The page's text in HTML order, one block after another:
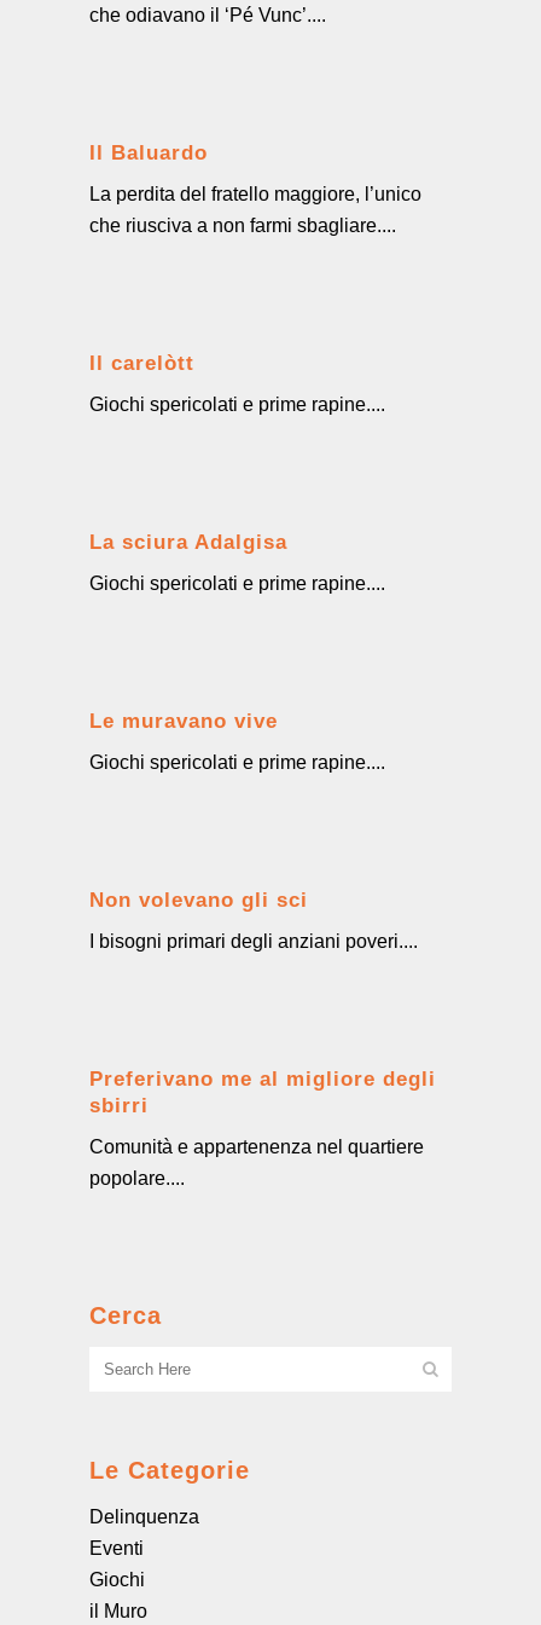
che odiavano il ‘Pé Vunc’....
Il Baluardo
La perdita del fratello maggiore, l’unico
che riusciva a non farmi sbagliare....
Il carelòtt
Giochi spericolati e prime rapine....
La sciura Adalgisa
Giochi spericolati e prime rapine....
Le muravano vive
Giochi spericolati e prime rapine....
Non volevano gli sci
I bisogni primari degli anziani poveri....
Preferivano me al migliore degli
sbirri
Comunità e appartenenza nel quartiere
popolare....
Cerca
Le Categorie
Delinquenza
Eventi
Giochi
il Muro